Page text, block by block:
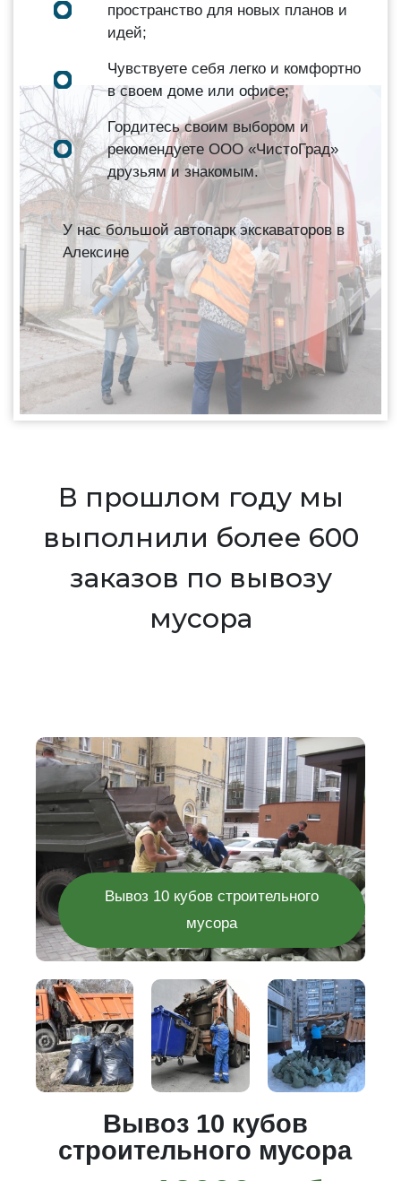
пространство для новых планов и
идей;
Чувствуете себя легко и комфортно
в своем доме или офисе;
Гордитесь своим выбором и
рекомендуете ООО «ЧистоГрад»
друзьям и знакомым.
У нас большой автопарк экскаваторов в
Алексине
В прошлом году мы
выполнили более 600
заказов по вывозу
мусора
Вывоз 10 кубов строительного
мусора
Вывоз 10 кубов
строительного мусора